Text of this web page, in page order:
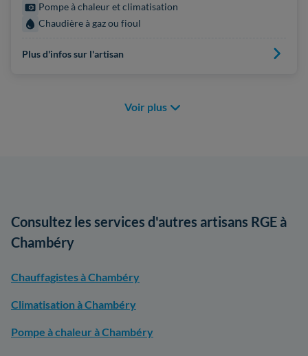
Pompe à chaleur et climatisation
Chaudière à gaz ou fioul
Plus d'infos sur l'artisan
Voir plus
Consultez les services d'autres artisans RGE à
Chambéry
Chauffagistes à Chambéry
Climatisation à Chambéry
Pompe à chaleur à Chambéry